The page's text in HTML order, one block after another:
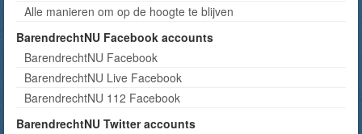
Alle manieren om op de hoogte te blijven
BarendrechtNU Facebook accounts
BarendrechtNU Facebook
BarendrechtNU Live Facebook
BarendrechtNU 112 Facebook
BarendrechtNU Twitter accounts